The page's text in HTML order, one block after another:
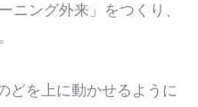
ニング外来」をつくり、
を上に動かせるように